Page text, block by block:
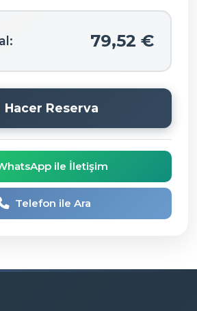
79,52 €
Hacer Reserva
ile İletişim
Telefon ile Ara